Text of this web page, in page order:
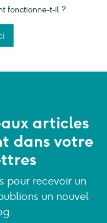
fonctionne-t-il ?
articles
dans votre
pour recevoir un
un nouvel